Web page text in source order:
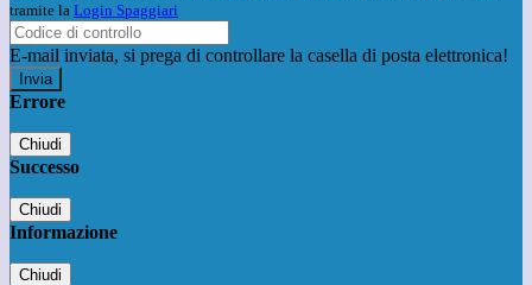
tramite la Login Spaggiari
E-mail inviata, si prega di controllare la casella di posta elettronica!
Errore
Chiudi
Successo
Chiudi
Informazione
Chiudi